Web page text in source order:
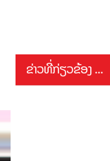
ຂ່າວທີ່ກ່ຽວຂ້ອງ ...